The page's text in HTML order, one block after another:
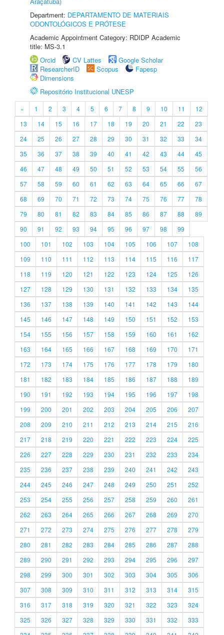
Department: DEPARTAMENTO DE MATERIAIS
ODONTOLÓGICOS E PRÓTESE
Academic Appointment Category: RDIDP Academic
title: MS-3.1
Orcid
CV Lattes
Google Scholar
ResearcherID
Scopus
Fapesp
Dimensions
Repositório Institucional UNESP
« 1 2 3 4 5 6 7 8 9 10 11
12
13
14 15 16 17 18 19 20 21 22
23
24
25 26 27 28 29 30 31 32 33
34
35
36 37 38 39 40 41 42 43 44
45
46
47 48 49 50 51 52 53 54 55
56
57
58 59 60 61 62 63 64 65 66
67
68
69 70 71 72 73 74 75 76 77
78
79
80 81 82 83 84 85 86 87 88
89
90
91 92 93 94 95 96 97 98
99
100
101 102 103 104 105 106 107
108
109
110 111 112 113 114 115 116
117
118
119 120 121 122 123 124 125
126
127
128 129 130 131 132 133 134
135
136
137 138 139 140 141 142 143
144
145
146 147 148 149 150 151 152
153
154
155 156 157 158 159 160 161
162
163
164 165 166 167 168 169 170
171
172
173 174 175 176 177 178 179
180
181
182 183 184 185 186 187 188
189
190
191 192 193 194 195 196 197
198
199
200 201 202 203 204 205 206
207
208
209 210 211 212 213 214 215
216
217
218 219 220 221 222 223 224
225
226
227 228 229 230 231 232 233
234
235
236 237 238 239 240 241 242
243
244
245 246 247 248 249 250 251
252
253
254 255 256 257 258 259 260
261
262
263 264 265 266 267 268 269
270
271
272 273 274 275 276 277 278
279
280
281 282 283 284 285 286 287
288
289
290 291 292 293 294 295 296
297
298
299 300 301 302 303 304 305
306
307
308 309 310 311 312 313 314
315
316
317 318 319 320 321 322 323
324
325
326 327 328 329 330 331 332
333